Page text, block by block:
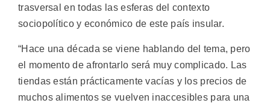
trasversal en todas las esferas del contexto
sociopolítico y económico de este país insular.
“Hace una década se viene hablando del tema, pero
el momento de afrontarlo será muy complicado. Las
tiendas están prácticamente vacías y los precios de
muchos alimentos se vuelven inaccesibles para una